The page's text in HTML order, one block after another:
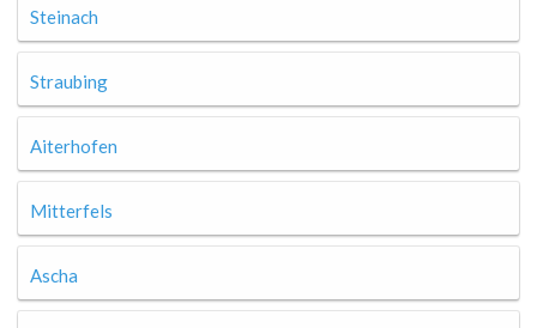
Steinach
Straubing
Aiterhofen
Mitterfels
Ascha